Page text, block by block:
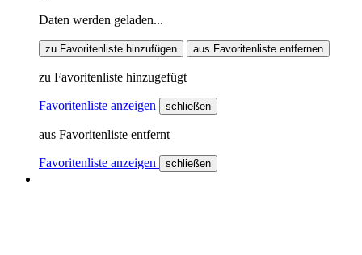
Daten werden geladen...
zu Favoritenliste hinzufügen aus Favoritenliste entfernen
zu Favoritenliste hinzugefügt
Favoritenliste anzeigen schließen
aus Favoritenliste entfernt
Favoritenliste anzeigen schließen